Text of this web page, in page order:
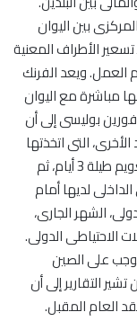
بين اليوان
الأطراف المعنية
العمل. ويعد الفرنك
التى يمكن تداولها مباشرة مع اليوان
بوليسى إلى أن
التى اتخذتها
بكين مؤخرا. ففى أغسطس، سمحت لليوان بالتعويم طيلة 3 أيام، ثم
الداخلى لديها أمام
الشهر الجارى،
الاحتياطى الدولى.
على الصين
تشير التقارير إلى أن
العام المقبل.